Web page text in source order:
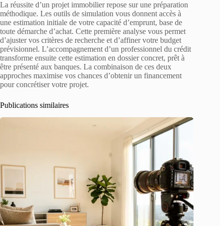
La réussite d’un projet immobilier repose sur une préparation
méthodique. Les outils de simulation vous donnent accès à
une estimation initiale de votre capacité d’emprunt, base de
toute démarche d’achat. Cette première analyse vous permet
d’ajuster vos critères de recherche et d’affiner votre budget
prévisionnel. L’accompagnement d’un professionnel du crédit
transforme ensuite cette estimation en dossier concret, prêt à
être présenté aux banques. La combinaison de ces deux
approches maximise vos chances d’obtenir un financement
pour concrétiser votre projet.
Publications similaires